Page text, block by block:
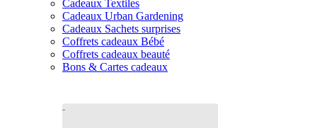
Cadeaux Textiles
Cadeaux Urban Gardening
Cadeaux Sachets surprises
Coffrets cadeaux Bébé
Coffrets cadeaux beauté
Bons & Cartes cadeaux